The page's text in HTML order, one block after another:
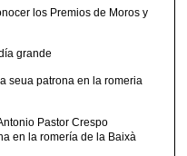
los Premios de Moros y
grande
seua patrona en la romeria
Pastor Crespo
en la romería de la Baixà